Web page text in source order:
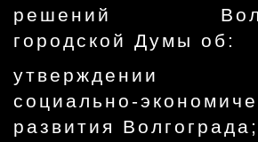
решений
городской Думы об:
утверждении
социально-
развития Волгограда;